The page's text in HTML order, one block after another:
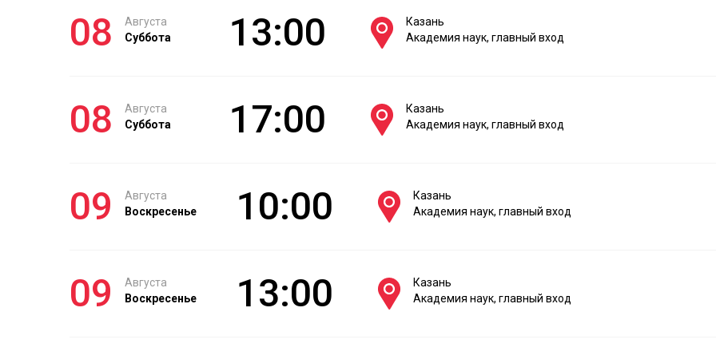
08
Августа
Суббота
13:00
Казань
Академия наук, главный вход
08
Августа
Суббота
17:00
Казань
Академия наук, главный вход
09
Августа
Воскресенье
10:00
Казань
Академия наук, главный вход
09
Августа
Воскресенье
13:00
Казань
Академия наук, главный вход